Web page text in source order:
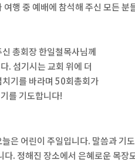
여행 중 예배에 참석해 주신 모든
총회장 한일철목사님께
. 섬기시는 교회 위에 더
기를 바라며 50회총회가
를 기도합니다!
은 어린이 주일입니다. 말씀과 기
다. 정해진 장소에서 은혜로운 목장